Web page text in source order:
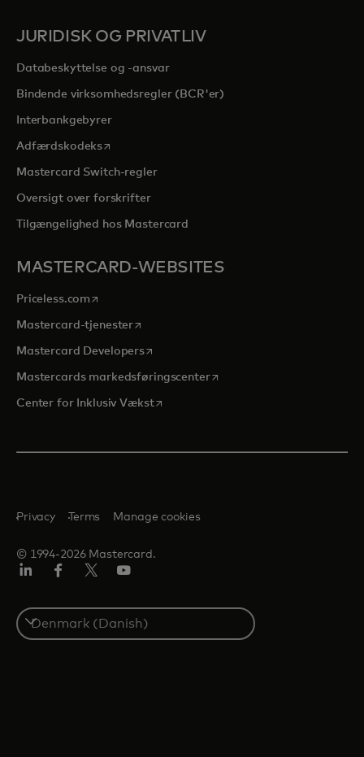
JURIDISK OG PRIVATLIV
Databeskyttelse og -ansvar
Bindende virksomhedsregler (BCR'er)
Interbankgebyrer
Adfærdskodeksopens in a new tab
Mastercard Switch-regler
Oversigt over forskrifter
Tilgængelighed hos Mastercard
MASTERCARD-WEBSITES
Priceless.com opens in a new tab
Mastercard-tjenesteropens in a new tab
Mastercard Developersopens in a new tab
Mastercards markedsføringscenteropens in a new tab
Center for Inklusiv Vækstopens in a new tab
© 1994-2026 Mastercard.
Privacy Terms Manage cookies
Select
a
country